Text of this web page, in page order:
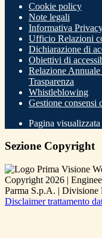
Cookie policy
Note legali
Informativa
Ufficio Relazioni
Dichiarazione di
Obiettivi di
Relazione
Trasparenza
Whistleblowing
Gestione consensi
Pagina visualizzata
Sezione Copyright
Copyright 2026 |
Parma S.p.A. |
Disclaimer trattamento